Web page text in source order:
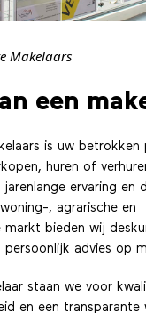
Makelaars
een
is uw betrokken
huren of
ervaring en
, agrarische en
markt bieden wij
persoonlijk advies op
staan we voor
en een transparante